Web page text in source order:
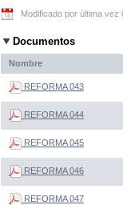
Modificado por última vez
Documentos
Nombre
REFORMA 043
REFORMA 044
REFORMA 045
REFORMA 046
REFORMA 047